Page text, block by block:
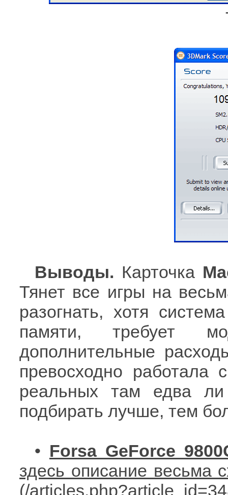
Выводы. Карточка
Тянет все игры на
разогнать, хотя
памяти, требует
дополнительные
превосходно
реальных там едва
подбирать лучше, тем
• Forsa GeForce
здесь описание весьма